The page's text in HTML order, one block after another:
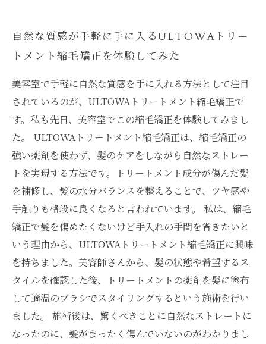
自然な質感が手軽に手に入るULTOWAトリー
トメント縮毛矯正を体験してみた
美容室で手軽に自然な質感を手に入れる方法として注目
されているのが、ULTOWAトリートメント縮毛矯正で
す。私も先日、美容室でこの縮毛矯正を体験してみまし
た。 ULTOWAトリートメント縮毛矯正は、縮毛矯正の
強い薬剤を使わず、髪のケアをしながら自然なストレー
トを実現する方法です。トリートメント成分が傷んだ髪
を補修し、髪の水分バランスを整えることで、ツヤ感や
手触りも格段に良くなると言われています。 私は、縮毛
矯正で髪を傷めたくないけど手入れの手間を省きたいと
いう理由から、ULTOWAトリートメント縮毛矯正に興味
を持ちました。美容師さんから、髪の状態や希望するス
タイルを確認した後、トリートメントの薬剤を髪に塗布
して適温のブラシでスタイリングするという施術を行い
ました。 施術後は、驚くべきことに自然なストレートに
なったのに、髪がまったく傷んでいないのがわかりまし